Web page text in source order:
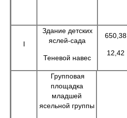
I
Здание детских
яслей-сада
Теневой навес
650,38
12,42
Групповая
площадка
младшей
ясельной группы